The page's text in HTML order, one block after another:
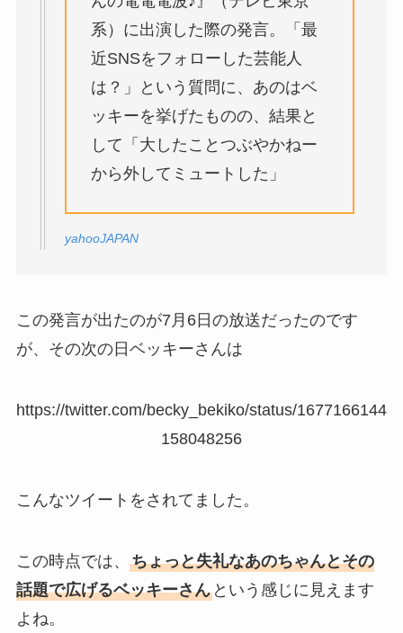
系）に出演した際の発言。「最
近SNSをフォローした芸能人
は？」という質問に、あのはベ
ッキーを挙げたものの、結果と
して「大したことつぶやかねー
から外してミュートした」
yahooJAPAN
この発言が出たのが7月6日の放送だったのです
が、その次の日ベッキーさんは
https://twitter.com/becky_bekiko/status/1677166144
158048256
こんなツイートをされてました。
この時点では、 ちょっと失礼なあのちゃんとその
話題で広げるベッキーさんという感じに見えます
よね。